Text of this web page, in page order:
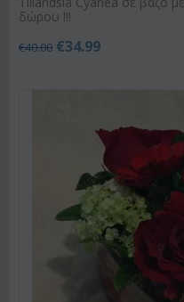
δώρου !!!
€40.00 €34.99